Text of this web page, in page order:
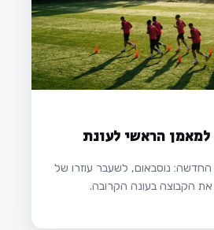
הראשי לעונת
נוסבאום, לשעבר עוזרו של
הקבוצה בעונה הקרובה.